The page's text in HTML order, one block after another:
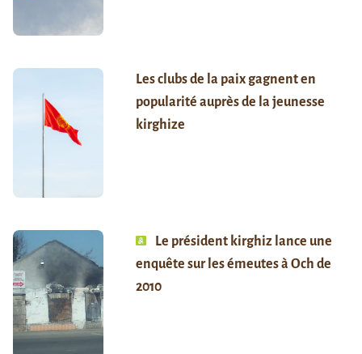
Les clubs de la paix gagnent en
popularité auprès de la jeunesse
kirghize
Le président kirghiz lance une
enquête sur les émeutes à Och de
2010